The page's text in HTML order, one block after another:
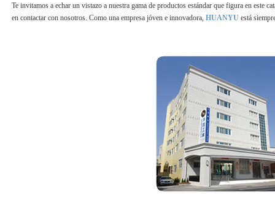
Te invitamos a echar un vistazo a nuestra gama de productos estándar que figura en este
en contactar con nosotros. Como una empresa jóven e innovadora, HUANYU está